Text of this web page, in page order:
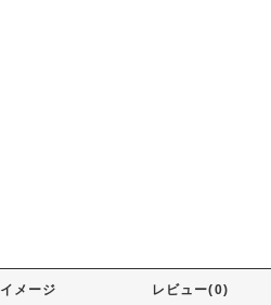
イメージ レビュー(0)